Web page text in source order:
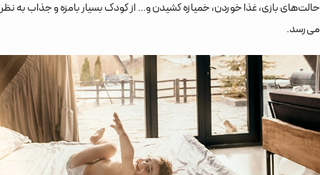
حالت‌های بازی، غذا خوردن، خمیازه کشیدن و… از کودک بسیار بامزه و جذاب به نظر
می‌رسد.